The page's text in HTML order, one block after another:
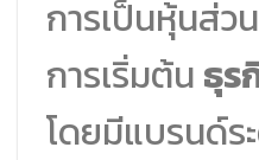
การเป็นหุ้นส่ว
การเริ่มต้น ธุร
โดยมีแบรนด์ร